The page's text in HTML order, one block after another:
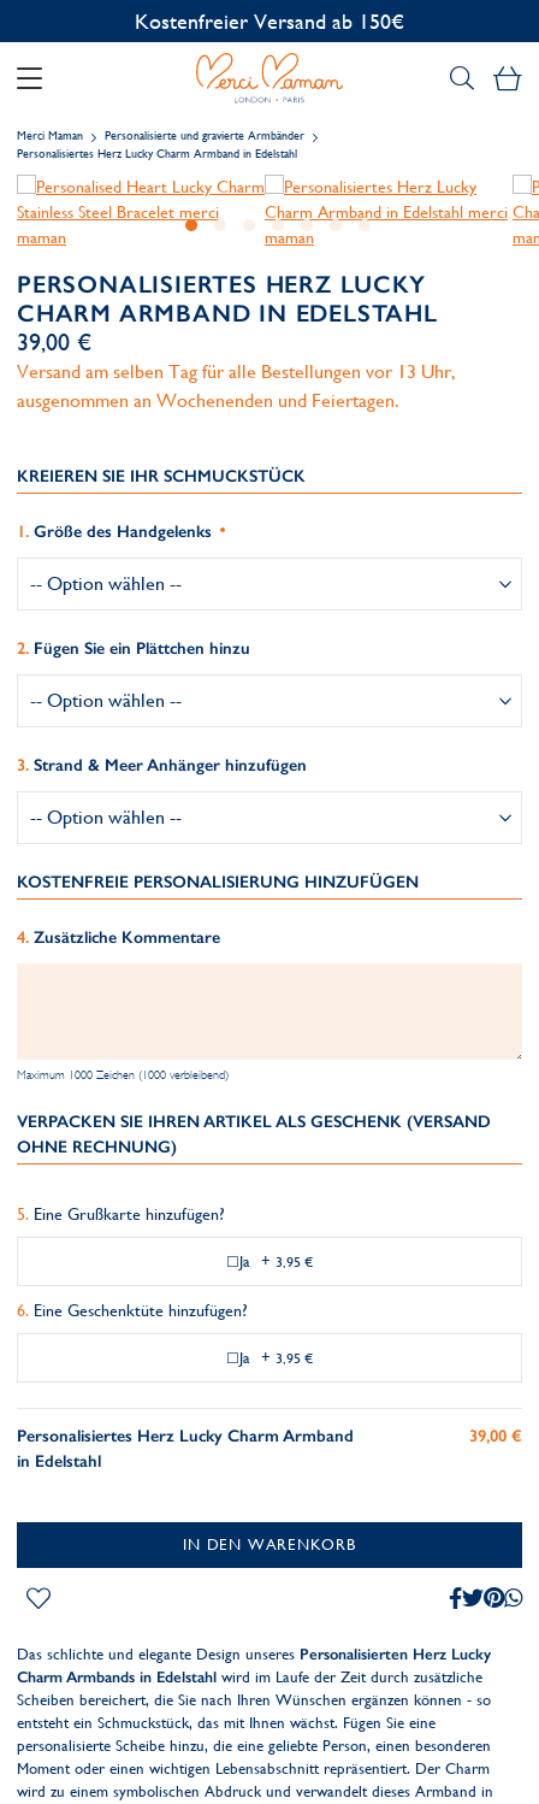
Kostenlose Personalisierung
Merci Maman
Personalisierte und gravierte Armbänder
Personalisiertes Herz Lucky Charm Armband in Edelstahl
PERSONALISIERTES HERZ LUCKY
CHARM ARMBAND IN EDELSTAHL
39,00 €
Versand am selben Tag für alle Bestellungen vor 13 Uhr,
ausgenommen an Wochenenden und Feiertagen.
KREIEREN SIE IHR SCHMUCKSTÜCK
Größe des Handgelenks
Fügen Sie ein Plättchen hinzu
Strand & Meer Anhänger hinzufügen
KOSTENFREIE PERSONALISIERUNG HINZUFÜGEN
Zusätzliche Kommentare
Maximum 1000 Zeichen (1000 verbleibend)
VERPACKEN SIE IHREN ARTIKEL ALS GESCHENK (VERSAND
OHNE RECHNUNG)
Eine Grußkarte hinzufügen?
Ja + 3,95 €
Eine Geschenktüte hinzufügen?
Ja + 3,95 €
Personalisiertes Herz Lucky Charm Armband
in Edelstahl
39,00 €
IN DEN WARENKORB
Das schlichte und elegante Design unseres Personalisierten Herz Lucky
Charm Armbands in Edelstahl wird im Laufe der Zeit durch zusätzliche
Scheiben bereichert, die Sie nach Ihren Wünschen ergänzen können - so
entsteht ein Schmuckstück, das mit Ihnen wächst. Fügen Sie eine
personalisierte Scheibe hinzu, die eine geliebte Person, einen besonderen
Moment oder einen wichtigen Lebensabschnitt repräsentiert. Der Charm
wird zu einem symbolischen Abdruck und verwandelt dieses Armband in